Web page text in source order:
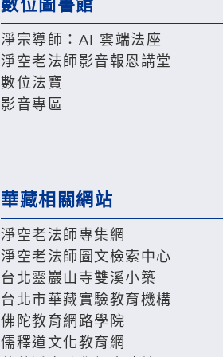
數位圖書館
淨宗導師：AI 雲端法座
淨空老法師影音報恩講堂
數位法寶
影音專區
華藏相關網站
淨空老法師專集網
淨空老法師圖文檢索中心
台北靈巖山寺雙溪小築
台北市華藏實驗教育機構
佛陀教育網路學院
儒釋道文化教育網